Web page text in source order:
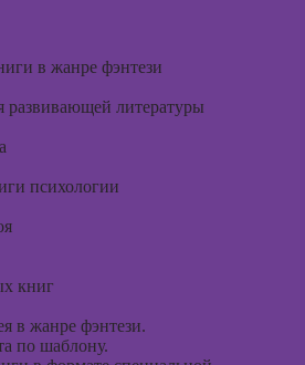
в жанре фэнтези
литературы
психологии
книг
в жанре фэнтези.
по шаблону.